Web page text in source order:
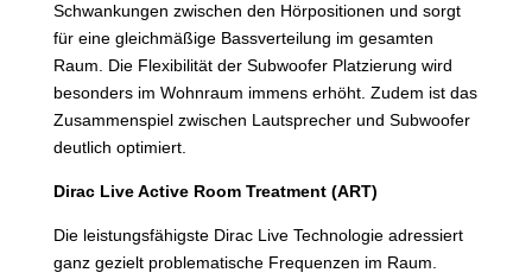
Schwankungen zwischen den Hörpositionen und sorgt
für eine gleichmäßige Bassverteilung im gesamten
Raum. Die Flexibilität der Subwoofer Platzierung wird
besonders im Wohnraum immens erhöht. Zudem ist das
Zusammenspiel zwischen Lautsprecher und Subwoofer
deutlich optimiert.
Dirac Live Active Room Treatment (ART)
Die leistungsfähigste Dirac Live Technologie adressiert
ganz gezielt problematische Frequenzen im Raum.